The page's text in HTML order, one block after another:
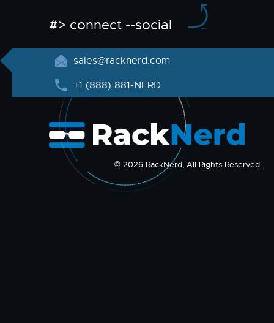
#> connect --social
sales@racknerd.com
+1 (888) 881-NERD
© 2026 RackNerd, All Rights Reserved.